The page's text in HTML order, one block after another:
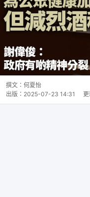
撰文： 何夏怡
出版： 2025-07-23 14:31 更